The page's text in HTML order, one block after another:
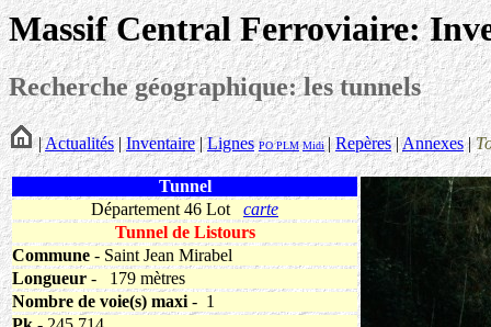
Massif Central Ferroviaire:
Recherche géographique: les tunnels
|Actualités| Inventaire|Lignes POPLM Midi |Repères|Annexes|
Tunnel
Département 46 Lot carte
Tunnel de Listours
Commune - Saint Jean Mirabel
Longueur -
179 mètres
Nombre de voie(s) maxi - 1